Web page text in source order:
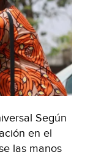
Según
en el
las manos